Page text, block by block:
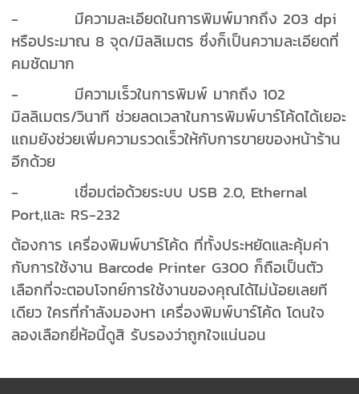
- มีความละเอียดในการพิมพ์มากถึง 203 dpi
หรือประมาณ 8 จุด/มิลลิเมตร ซึ่งก็เป็นความละเอียดที่
คมชัดมาก
- มีความเร็วในการพิมพ์ มากถึง 102
มิลลิเมตร/วินาที ช่วยลดเวลาในการพิมพ์บาร์โค้ดได้เยอะ
แถมยังช่วยเพิ่มความรวดเร็วให้กับการขายของหน้าร้าน
อีกด้วย
- เชื่อมต่อด้วยระบบ USB 2.0, Ethernal
Port,และ RS-232
ต้องการ เครื่องพิมพ์บาร์โค้ด ที่ทั้งประหยัดและคุ้มค่า
กับการใช้งาน Barcode Printer G300 ก็ถือเป็นตัว
เลือกที่จะตอบโจทย์การใช้งานของคุณได้ไม่น้อยเลยที
เดียว ใครที่กำลังมองหา เครื่องพิมพ์บาร์โค้ด โดนใจ
ลองเลือกยี่ห้อนี้ดูสิ รับรองว่าถูกใจแน่นอน